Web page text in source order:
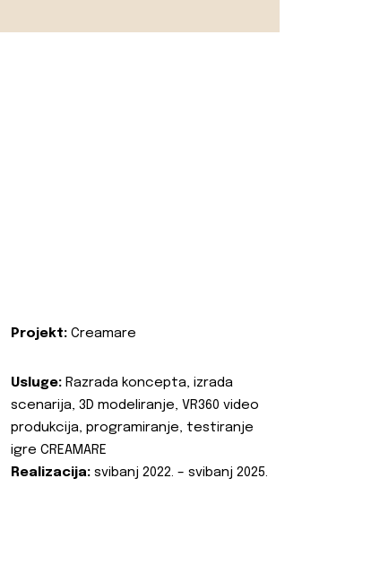
Projekt: Creamare
Usluge: Razrada koncepta, izrada
scenarija, 3D modeliranje, VR360 video
produkcija, programiranje, testiranje
igre CREAMARE
Realizacija: svibanj 2022. – svibanj 2025.